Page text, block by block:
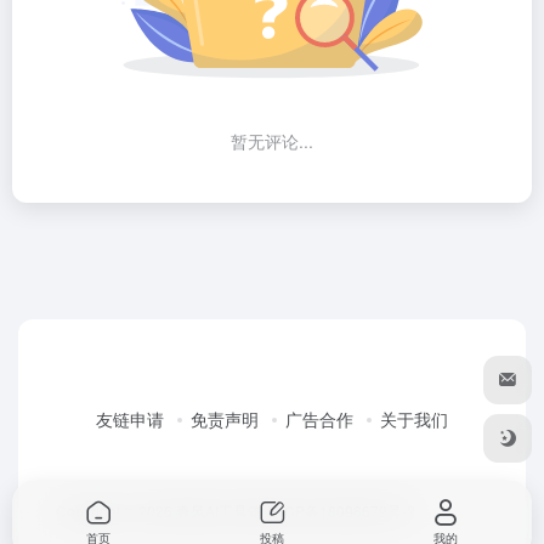
暂无评论...
友链申请 免责声明 广告合作 关于我们
Copyright © 2026 春风AI工具箱粤ICP备18096679号-2
首页 投稿 我的